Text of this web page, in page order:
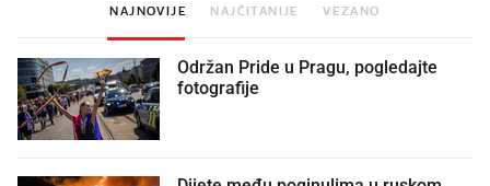
NAJNOVIJE NAJČITANIJE VEZANO
Održan Pride u Pragu, pogledajte
fotografije